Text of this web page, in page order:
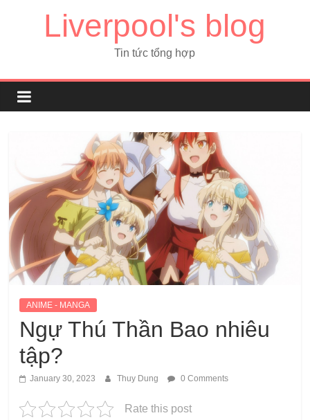
Liverpool's blog
Tin tức tổng hợp
ANIME - MANGA
Ngự Thú Thần Bao nhiêu
tập?
January 30, 2023 Thuy Dung 0 Comments
Rate this post